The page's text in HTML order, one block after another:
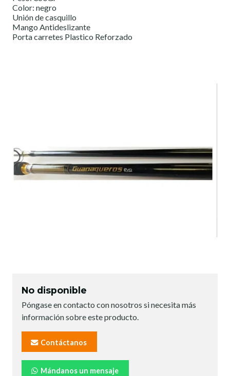
Color: negro
Unión de casquillo
Mango Antideslizante
Porta carretes Plastico Reforzado
No disponible
Póngase en contacto con nosotros si necesita más
información sobre este producto.
Contáctanos
Mándanos un mensaje